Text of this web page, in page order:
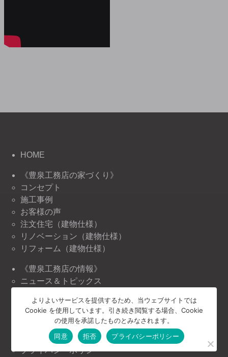
HOME
《豊泉工務店の家づくり》
コンセプト
施工事例
お客様の声
注文住宅（建物仕様）
リノベーション（建物仕様）
リフォーム（建物仕様）
《豊泉工務店の情報》
ニュース＆トピックス
《豊泉工務店について》
お問い合わせ
プライバシーポリシー
よりよいサービスを提供するため、当ウェブサイトでは
Cookie を使用しています。引き続き閲覧する場合、Cookie
の使用を承諾したものとみなされます。
同意
拒否 プライバシーポリシー